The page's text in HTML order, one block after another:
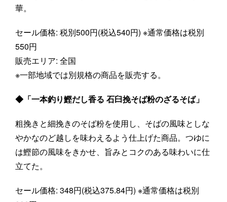
華。
セール価格: 税別500円(税込540円) ※通常価格は税別
550円
販売エリア: 全国
※一部地域では別規格の商品を販売する。
◆「一本釣り鰹だし香る 石臼挽そば粉のざるそば」
粗挽きと細挽きのそば粉を使用し、そばの風味としな
やかなのど越しを味わえるよう仕上げた商品。つゆに
は鰹節の風味をきかせ、旨みとコクのある味わいに仕
立てた。
セール価格: 348円(税込375.84円) ※通常価格は税別